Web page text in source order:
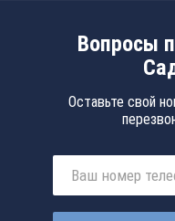
Вопросы
Оставьте свой